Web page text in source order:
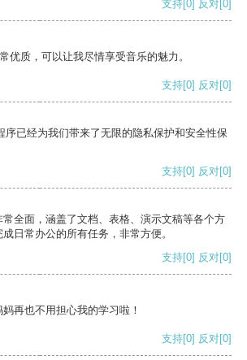
支持 [0] 反对 [0]
优质，可以让我尽情享受音乐的魅力。
支持[0] 反对[0]
序已经为我们带来了无限的隐私保护和安全性保
支持[0] 反对[0]
全面，涵盖了文档、表格、演示文稿等各个方
日常办公的所有任务，非常方便。
支持[0] 反对[0]
再也不用担心我的学习啦！
支持[0] 反对[0]